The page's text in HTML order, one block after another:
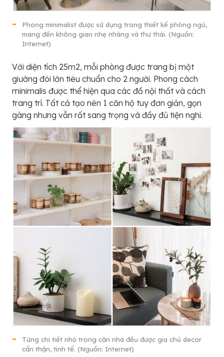
Phong minimalist được sử dụng trong thiết kế phòng ngủ,
mang đến không gian nhẹ nhàng và thư thái. (Nguồn:
Internet)
Với diện tích 25m2, mỗi phòng được trang bị một
giường đôi lớn tiêu chuẩn cho 2 người. Phong cách
minimalis được thể hiện qua các đồ nội thất và cách
trang trí. Tất cả tạo nên 1 căn hộ tuy đơn giản, gọn
gàng nhưng vẫn rất sang trọng và đầy đủ tiện nghi.
Từng chi tiết nhỏ trong căn nhà đều được gia chủ decor
cẩn thận, tinh tế. (Nguồn: Internet)